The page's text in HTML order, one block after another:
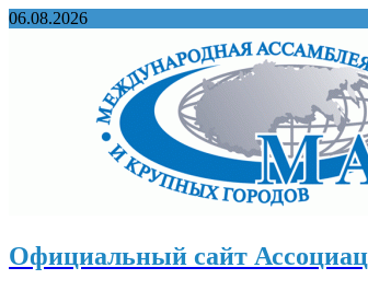
06.08.2026
Официальный сайт